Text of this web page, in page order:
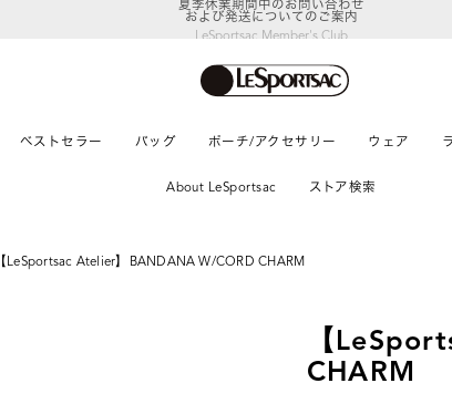
LeSportsac Member's Club
ポイントアップキャンペーン開催中
ベストセラー バッグ ポーチ/アクセサリー ウェア
About LeSportsac ストア検索
【LeSportsac Atelier】BANDANA W/CORD CHARM
【
CHARM